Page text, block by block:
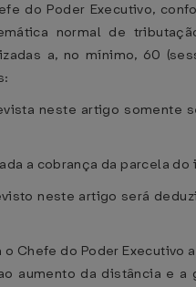
do Poder Executivo,
normal de
a, no mínimo, 60
neste artigo somente
a cobrança da parcela do
neste artigo será
o Chefe do Poder
aumento da distância e